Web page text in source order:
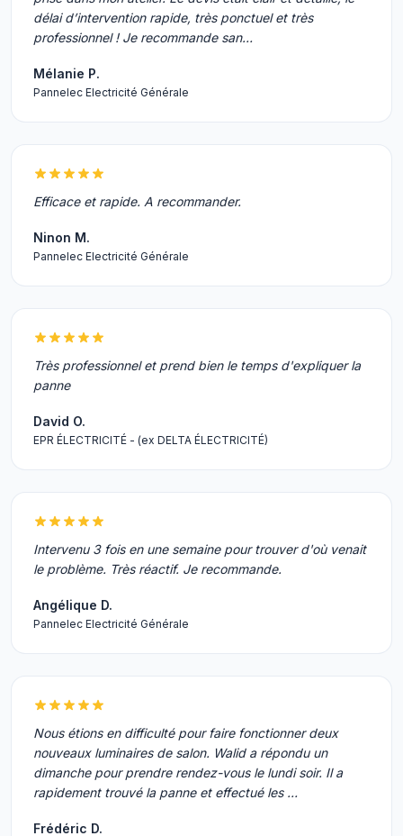
délai d’intervention rapide, très ponctuel et très
professionnel ! Je recommande san…
Mélanie P.
Pannelec Electricité Générale
Efficace et rapide. A recommander.
Ninon M.
Pannelec Electricité Générale
Très professionnel et prend bien le temps d'expliquer la
panne
David O.
EPR ÉLECTRICITÉ - (ex DELTA ÉLECTRICITÉ)
Intervenu 3 fois en une semaine pour trouver d'où venait
le problème. Très réactif. Je recommande.
Angélique D.
Pannelec Electricité Générale
Nous étions en difficulté pour faire fonctionner deux
nouveaux luminaires de salon. Walid a répondu un
dimanche pour prendre rendez-vous le lundi soir. Il a
rapidement trouvé la panne et effectué les …
Frédéric D.